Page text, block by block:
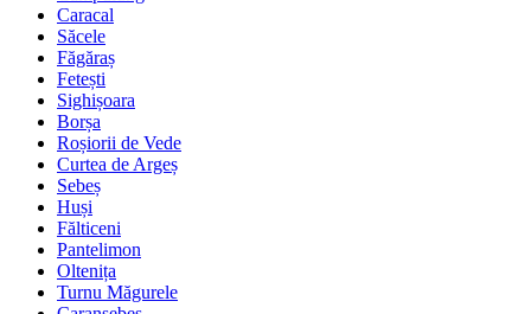
Caracal
Săcele
Făgăraș
Fetești
Sighișoara
Borșa
Roșiorii de Vede
Curtea de Argeș
Sebeș
Huși
Fălticeni
Pantelimon
Oltenița
Turnu Măgurele